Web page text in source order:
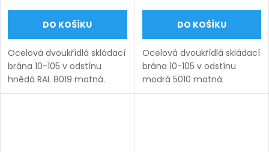
DO KOŠÍKU
Ocelová dvoukřídlá skládací
brána 10-105 v odstínu
hnědá RAL 8019 matná.
Bezúdržbová ocel (žárový
DO KOŠÍKU
Ocelová dvoukřídlá skládací
brána 10-105 v odstínu
modrá 5010 matná.
Bezúdržbová ocel (žárový